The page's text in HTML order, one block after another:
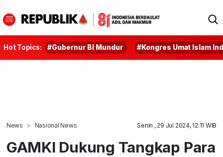
Hot Topics: #Gubernur BI Mundur #Kongres Umat Islam
News Nasional News Senin , 29 Jul 2024, 12:11 WIB
GAMKI Dukung Tangkap Para